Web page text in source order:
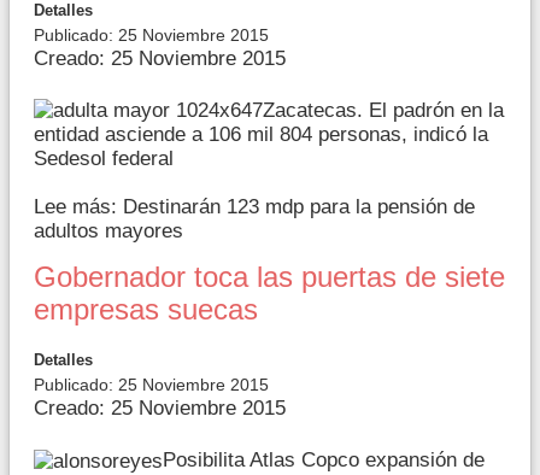
Detalles
Publicado: 25 Noviembre 2015
Creado: 25 Noviembre 2015
Zacatecas. El padrón en la
entidad asciende a 106 mil 804 personas, indicó la
Sedesol federal
Lee más: Destinarán 123 mdp para la pensión de
adultos mayores
Gobernador toca las puertas de siete
empresas suecas
Detalles
Publicado: 25 Noviembre 2015
Creado: 25 Noviembre 2015
Posibilita Atlas Copco expansión de